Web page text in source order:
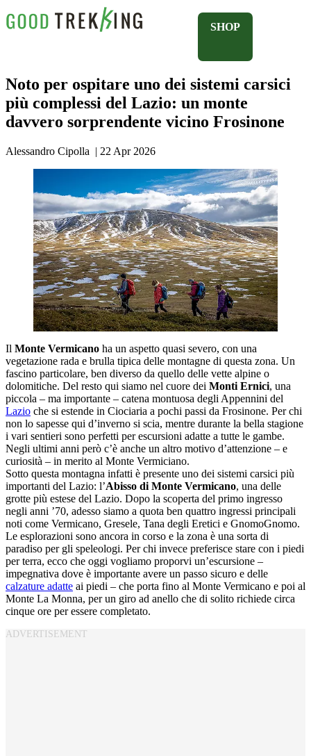
SHOP
Noto per ospitare uno dei sistemi carsici
più complessi del Lazio: un monte
davvero sorprendente vicino Frosinone
Alessandro Cipolla | 22 Apr 2026
Il Monte Vermicano ha un aspetto quasi severo, con una
vegetazione rada e brulla tipica delle montagne di questa zona. Un
fascino particolare, ben diverso da quello delle vette alpine o
dolomitiche. Del resto qui siamo nel cuore dei Monti Ernici, una
piccola – ma importante – catena montuosa degli Appennini del
Lazio che si estende in Ciociaria a pochi passi da Frosinone. Per chi
non lo sapesse qui d’inverno si scia, mentre durante la bella stagione
i vari sentieri sono perfetti per escursioni adatte a tutte le gambe.
Negli ultimi anni però c’è anche un altro motivo d’attenzione – e
curiosità – in merito al Monte Vermiciano.
Sotto questa montagna infatti è presente uno dei sistemi carsici più
importanti del Lazio: l’Abisso di Monte Vermicano, una delle
grotte più estese del Lazio. Dopo la scoperta del primo ingresso
negli anni ’70, adesso siamo a quota ben quattro ingressi principali
noti come Vermicano, Gresele, Tana degli Eretici e GnomoGnomo.
Le esplorazioni sono ancora in corso e la zona è una sorta di
paradiso per gli speleologi. Per chi invece preferisce stare con i piedi
per terra, ecco che oggi vogliamo proporvi un’escursione –
impegnativa dove è importante avere un passo sicuro e delle
calzature adatte ai piedi – che porta fino al Monte Vermicano e poi al
Monte La Monna, per un giro ad anello che di solito richiede circa
cinque ore per essere completato.